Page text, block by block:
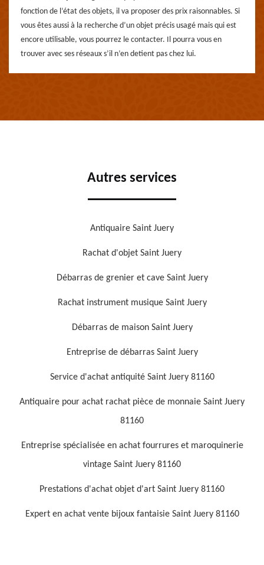
fonction de l’état des objets, il va proposer des prix raisonnables. Si
vous êtes aussi à la recherche d’un objet précis usagé mais qui est
encore utilisable, vous pourrez le contacter. Il pourra vous en
trouver avec ses réseaux s’il n’en detient pas chez lui.
Autres services
Antiquaire Saint Juery
Rachat d'objet Saint Juery
Débarras de grenier et cave Saint Juery
Rachat instrument musique Saint Juery
Débarras de maison Saint Juery
Entreprise de débarras Saint Juery
Service d'achat antiquité Saint Juery 81160
Antiquaire pour achat rachat pièce de monnaie Saint Juery
81160
Entreprise spécialisée en achat fourrures et maroquinerie
vintage Saint Juery 81160
Prestations d'achat objet d'art Saint Juery 81160
Expert en achat vente bijoux fantaisie Saint Juery 81160